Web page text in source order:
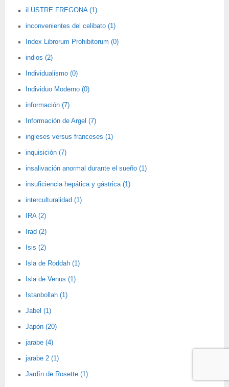
iLUSTRE FREGONA (1)
inconvenientes del celibato (1)
Index Librorum Prohibitorum (0)
indios (2)
Individualismo (0)
Individuo Moderno (0)
información (7)
Información de Argel (7)
ingleses versus franceses (1)
inquisición (7)
insalivación anormal durante el sueño (1)
insuficiencia hepática y gástrica (1)
interculturalidad (1)
IRA (2)
Irad (2)
Isis (2)
Isla de Roddah (1)
Isla de Venus (1)
Istanbollah (1)
Jabel (1)
Japón (20)
jarabe (4)
jarabe 2 (1)
Jardín de Rosette (1)